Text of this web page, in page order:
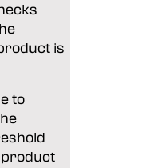
is
to
product